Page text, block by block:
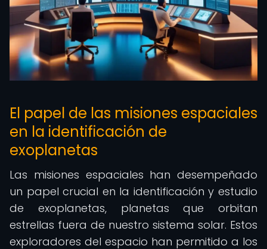
El papel de las misiones espaciales
en la identificación de
exoplanetas
Las misiones espaciales han desempeñado
un papel crucial en la identificación y estudio
de exoplanetas, planetas que orbitan
estrellas fuera de nuestro sistema solar. Estos
exploradores del espacio han permitido a los